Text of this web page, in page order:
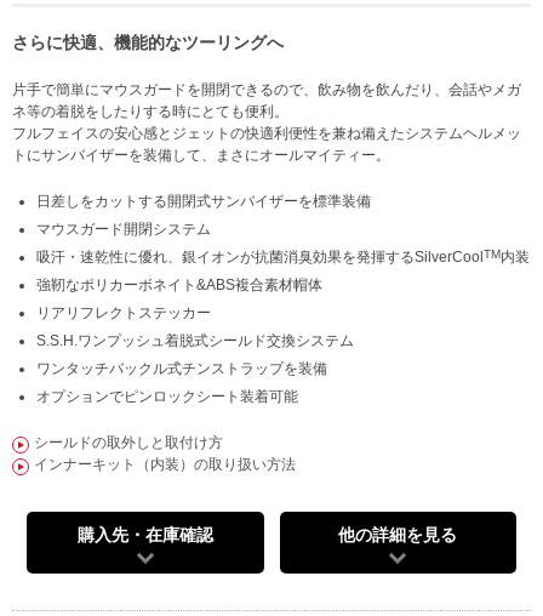
さらに快適、機能的なツーリングへ
片手で簡単にマウスガードを開閉できるので、飲み物を飲んだり、会話やメガ
ネ等の着脱をしたりする時にとても便利。
フルフェイスの安心感とジェットの快適利便性を兼ね備えたシステムヘルメッ
トにサンバイザーを装備して、まさにオールマイティー。
日差しをカットする開閉式サンバイザーを標準装備
マウスガード開閉システム
吸汗・速乾性に優れ、銀イオンが抗菌消臭効果を発揮するSilverCool TM内装
強靭なポリカーボネイト&ABS複合素材帽体
リアリフレクトステッカー
S.S.H.ワンプッシュ着脱式シールド交換システム
ワンタッチバックル式チンストラップを装備
オプションでピンロックシート装着可能
シールドの取外しと取付け方
インナーキット（内装）の取り扱い方法
購入先・在庫確認 他の詳細を見る